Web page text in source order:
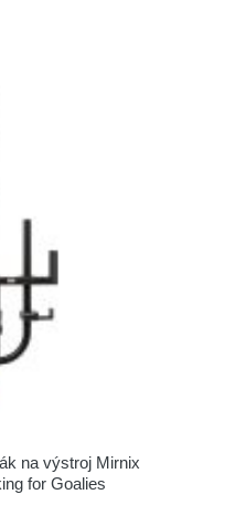
na výstroj Mirnix
for Goalies